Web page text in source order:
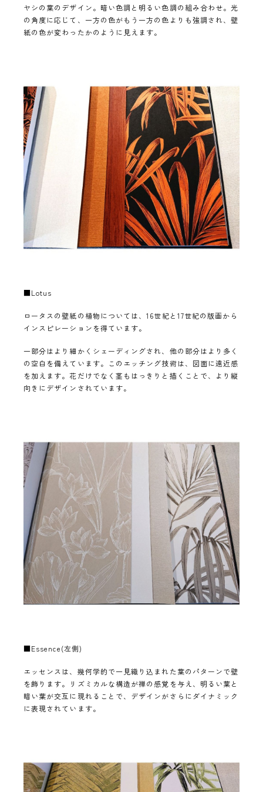
ヤシの葉のデザイン。暗い色調と明るい色調の組み合わせ。光
の角度に応じて、一方の色がもう一方の色よりも強調され、壁
紙の色が変わったかのように見えます。
■Lotus
ロータスの壁紙の植物については、16世紀と17世紀の版画から
インスピレーションを得ています。
一部分はより細かくシェーディングされ、他の部分はより多く
の空白を備えています。このエッチング技術は、図面に遠近感
を加えます。花だけでなく茎もはっきりと描くことで、より縦
向きにデザインされています。
■Essence(左側)
エッセンスは、幾何学的で一見織り込まれた葉のパターンで壁
を飾ります。リズミカルな構造が禅の感覚を与え、明るい葉と
暗い葉が交互に現れることで、デザインがさらにダイナミック
に表現されています。